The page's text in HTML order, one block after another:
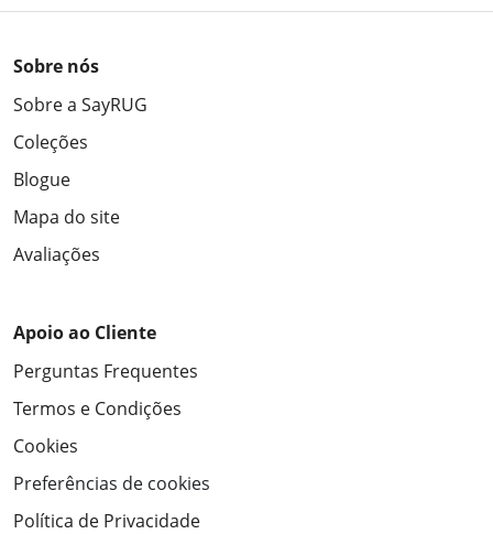
Sobre nós
Sobre a SayRUG
Coleções
Blogue
Mapa do site
Avaliações
Apoio ao Cliente
Perguntas Frequentes
Termos e Condições
Cookies
Preferências de cookies
Política de Privacidade